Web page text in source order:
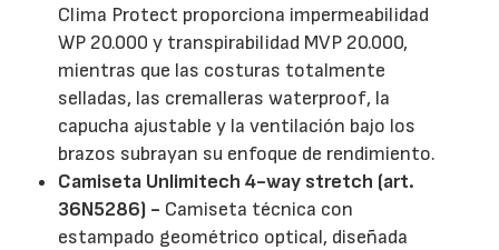
Clima Protect proporciona impermeabilidad
WP 20.000 y transpirabilidad MVP 20.000,
mientras que las costuras totalmente
selladas, las cremalleras waterproof, la
capucha ajustable y la ventilación bajo los
brazos subrayan su enfoque de rendimiento.
Camiseta Unlimitech 4-way stretch (art.
36N5286) - Camiseta técnica con
estampado geométrico optical, diseñada